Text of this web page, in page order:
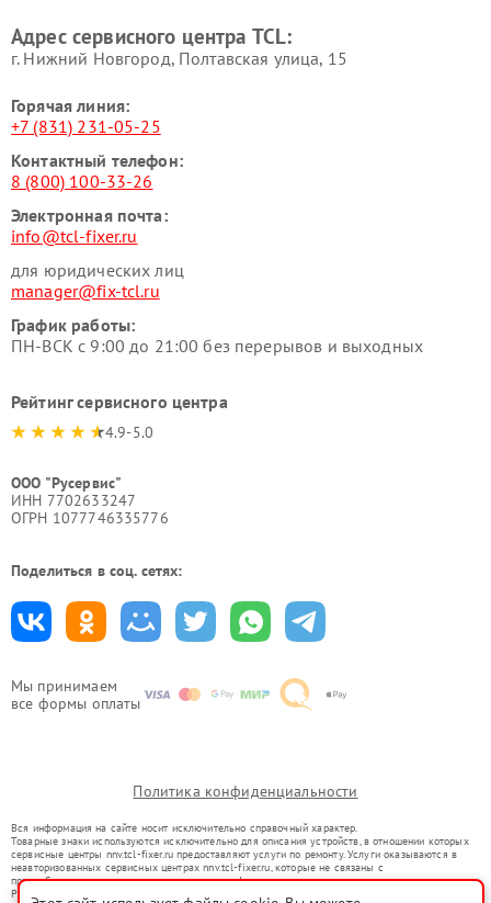
Мы принимаем
все формы оплаты
Адрес сервисного центра TCL:
г. Нижний Новгород, Полтавская улица, 15
Горячая линия:
+7 (831) 231-05-25
Контактный телефон:
8 (800) 100-33-26
Электронная почта:
info@tcl-fixer.ru
для юридических лиц
manager@fix-tcl.ru
График работы:
ПН-ВСК с 9:00 до 21:00 без перерывов и выходных
Рейтинг сервисного центра
4.9-5.0
ООО "Русервис"
ИНН 7702633247
ОГРН 1077746335776
Поделиться в соц. сетях:
Политика конфиденциальности
Вся информация на сайте носит исключительно справочный характер.
Товарные знаки используются исключительно для описания устройств, в отношении которых
сервисные центры nnv.tcl-fixer.ru предоставляют услуги по ремонту. Услуги оказываются в
неавторизованных сервисных центрах nnv.tcl-fixer.ru, которые не связаны с
правообладателями товарных знаков или их официальными представителями.
Ремонт осуществляется для устройств, уже введенных в гражданский оборот в соответствии